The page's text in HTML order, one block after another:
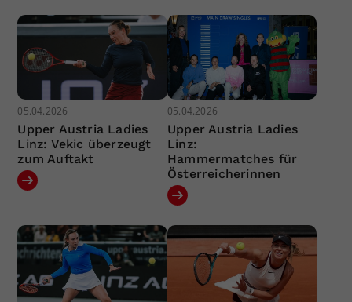
05.04.2026
Upper Austria Ladies
Linz: Vekic überzeugt
zum Auftakt
05.04.2026
Upper Austria Ladies
Linz:
Hammermatches für
Österreicherinnen